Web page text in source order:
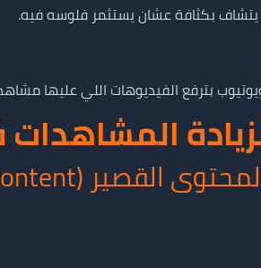
بكثافة عشان يستثمر فلوسه فيه.
بترفع الفيديوهات اللي عليها
المشاهدات في